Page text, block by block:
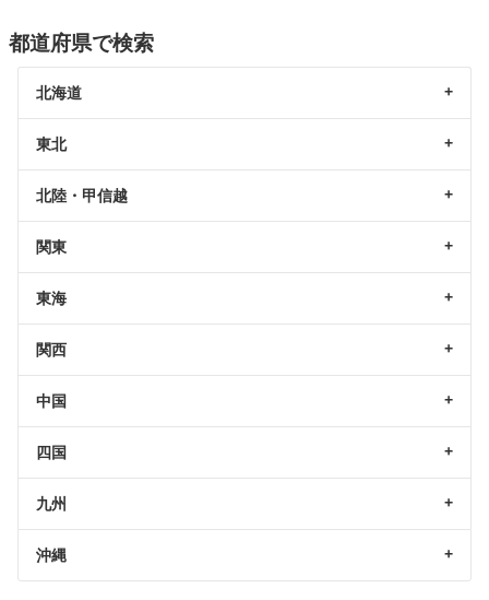
都道府県で検索
北海道
東北
北陸・甲信越
関東
東海
関西
中国
四国
九州
沖縄